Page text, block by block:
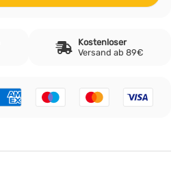
Kostenloser
Versand ab 89€